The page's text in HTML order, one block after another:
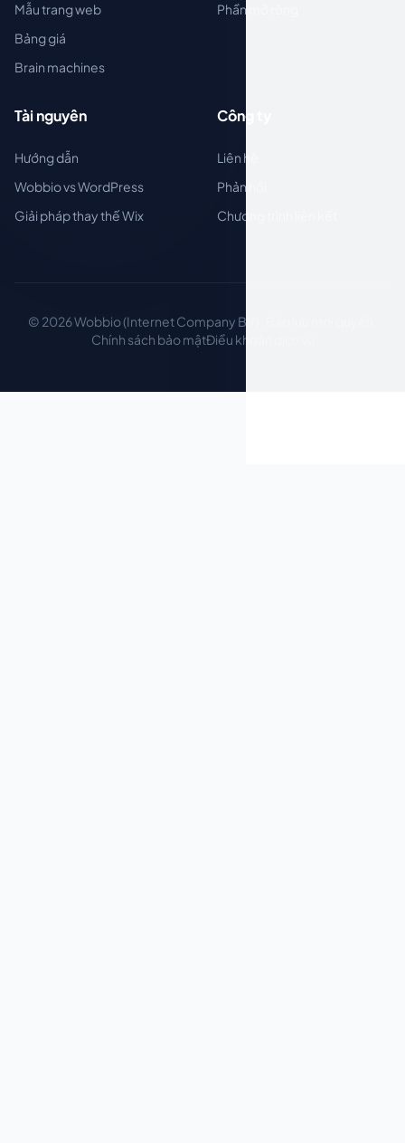
Mẫu trang web
Bảng giá
Brain machines
Phần mở rộng
Tài nguyên
Hướng dẫn
Wobbio vs WordPress
Giải pháp thay thế Wix
Công ty
Liên hệ
Phản hồi
Chương trình liên kết
© 2026 Wobbio (Internet Company BV) · Bảo lưu mọi quyền.
Chính sách bảo mậtĐiều khoản dịch vụ